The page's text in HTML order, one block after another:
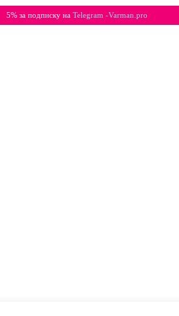
5% за подписку на Telegram -Varman.pro